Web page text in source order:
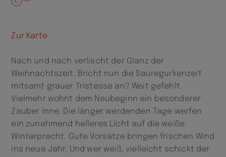
Zur Karte
Nach und nach verlischt der Glanz der
Weihnachtszeit. Bricht nun die Sauregurkenzeit
mitsamt grauer Tristesse an? Weit gefehlt.
Vielmehr wohnt dem Neubeginn ein besonderer
Zauber inne. Die länger werdenden Tage werfen
ein zunehmend helleres Licht auf die weiße
Winterpracht. Gute Vorsätze bringen frischen Wind
ins neue Jahr. Und wer weiß, vielleicht schickt der